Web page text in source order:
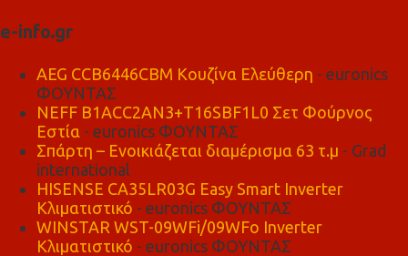
e-info.gr
AEG CCB6446CBM Κουζίνα Ελεύθερη - euronics
ΦΟΥΝΤΑΣ
NEFF B1ACC2AN3+T16SBF1L0 Σετ Φούρνος
Εστία - euronics ΦΟΥΝΤΑΣ
Σπάρτη – Ενοικιάζεται διαμέρισμα 63 τ.μ - Grad
international
HISENSE CA35LR03G Easy Smart Inverter
Κλιματιστικό - euronics ΦΟΥΝΤΑΣ
WINSTAR WST-09WFi/09WFo Inverter
Κλιματιστικό - euronics ΦΟΥΝΤΑΣ